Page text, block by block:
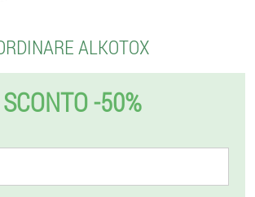
ALKOTOX
SCONTO -50%